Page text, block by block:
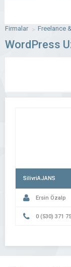
Firmalar Freelance
WordPress
SilivriAJANS
Ersin Özalp
0 (530) 371